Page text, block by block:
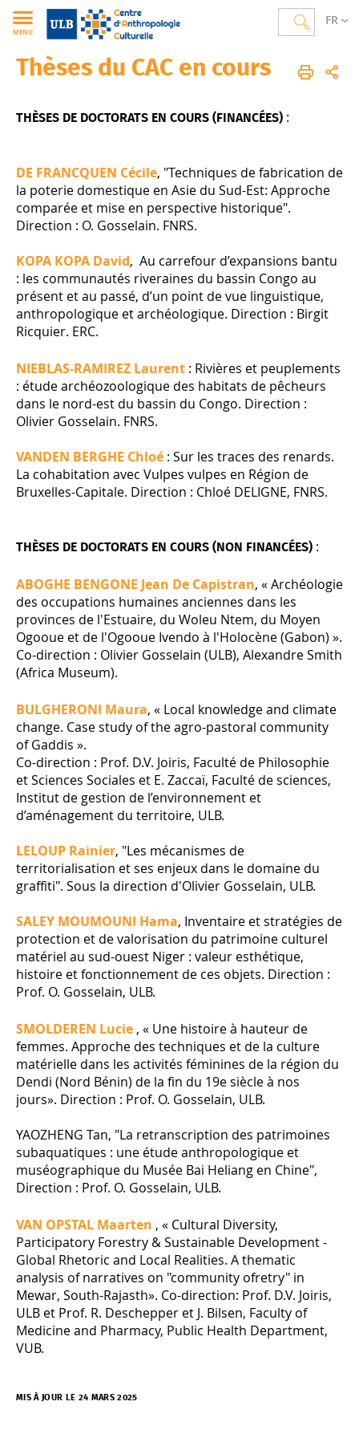
FR
MENU
CAC FR Recherche Thèses du CAC en cours
Thèses du CAC en cours
THÈSES DE DOCTORATS EN COURS (FINANCÉES) :
DE FRANCQUEN Cécile, "Techniques de fabrication de
la poterie domestique en Asie du Sud-Est: Approche
comparée et mise en perspective historique".
Direction : O. Gosselain. FNRS.
KOPA KOPA David, Au carrefour d’expansions bantu
: les communautés riveraines du bassin Congo au
présent et au passé, d’un point de vue linguistique,
anthropologique et archéologique. Direction : Birgit
Ricquier. ERC.
NIEBLAS-RAMIREZ Laurent : Rivières et peuplements
: étude archéozoologique des habitats de pêcheurs
dans le nord-est du bassin du Congo. Direction :
Olivier Gosselain. FNRS.
VANDEN BERGHE Chloé : Sur les traces des renards.
La cohabitation avec Vulpes vulpes en Région de
Bruxelles-Capitale. Direction : Chloé DELIGNE, FNRS.
THÈSES DE DOCTORATS EN COURS (NON FINANCÉES) :
ABOGHE BENGONE Jean De Capistran, « Archéologie
des occupations humaines anciennes dans les
provinces de l'Estuaire, du Woleu Ntem, du Moyen
Ogooue et de l'Ogooue Ivendo à l'Holocène (Gabon) ».
Co-direction : Olivier Gosselain (ULB), Alexandre Smith
(Africa Museum).
BULGHERONI Maura, « Local knowledge and climate
change. Case study of the agro-pastoral community
of Gaddis ».
Co-direction : Prof. D.V. Joiris, Faculté de Philosophie
et Sciences Sociales et E. Zaccaï, Faculté de sciences,
Institut de gestion de l’environnement et
d’aménagement du territoire, ULB.
LELOUP Rainier, "Les mécanismes de
territorialisation et ses enjeux dans le domaine du
graffiti". Sous la direction d'Olivier Gosselain, ULB.
SALEY MOUMOUNI Hama, Inventaire et stratégies de
protection et de valorisation du patrimoine culturel
matériel au sud-ouest Niger : valeur esthétique,
histoire et fonctionnement de ces objets. Direction :
Prof. O. Gosselain, ULB.
SMOLDEREN Lucie , « Une histoire à hauteur de
femmes. Approche des techniques et de la culture
matérielle dans les activités féminines de la région du
Dendi (Nord Bénin) de la fin du 19e siècle à nos
jours». Direction : Prof. O. Gosselain, ULB.
YAOZHENG Tan, "La retranscription des patrimoines
subaquatiques : une étude anthropologique et
muséographique du Musée Bai Heliang en Chine",
Direction : Prof. O. Gosselain, ULB.
VAN OPSTAL Maarten , « Cultural Diversity,
Participatory Forestry & Sustainable Development -
Global Rhetoric and Local Realities. A thematic
analysis of narratives on "community ofretry" in
Mewar, South-Rajasth». Co-direction: Prof. D.V. Joiris,
ULB et Prof. R. Deschepper et J. Bilsen, Faculty of
Medicine and Pharmacy, Public Health Department,
VUB.
MIS À JOUR LE 24 MARS 2025